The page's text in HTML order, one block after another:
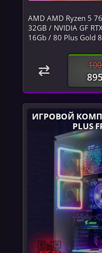
AMD AMD Ryzen 5
32GB / NVIDIA GF
16Gb / 80 Plus Gold
ИГРОВОЙ
PLUS